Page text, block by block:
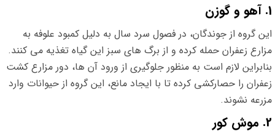
1. آهو و گوزن
این گروه از جوندگان، در فصول سرد سال به دلیل کمبود علوفه به
مزارع زعفران حمله کرده و از برگ های سبز این گیاه تغذیه می کنند.
بنابراین لازم است به منظور جلوگیری از ورود آن ها، دور مزارع کشت
زعفران را حصارکشی کرده تا با ایجاد مانع، این گروه از حیوانات وارد
مزرعه نشوند.
2. موش کور